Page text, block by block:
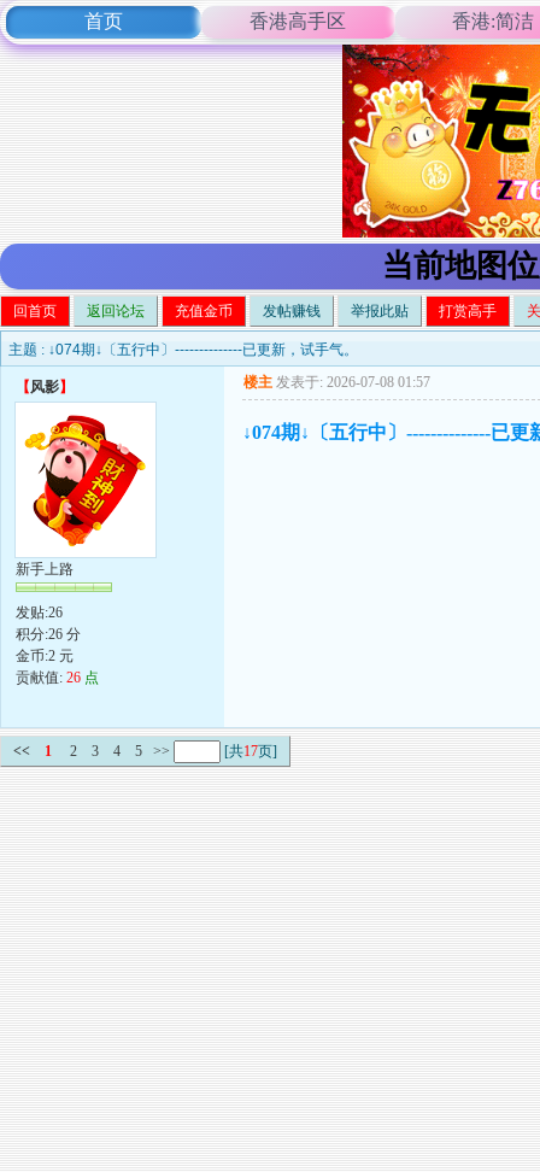
首页 香港高手区 香港:简洁
当前地图
回首页 返回论坛 充值金币 发帖赚钱 举报此贴 打赏高手
主题 : ↓074期↓〔五行中〕--------------已更新，试手气。
【风影】
新手上路
发贴:26
积分:26 分
金币:2 元
贡献值: 26 点
楼主 发表于: 2026-07-08 01:57
↓074期↓〔五行中〕--------------已更
<< 1 2 3 4 5 >> [共17页]